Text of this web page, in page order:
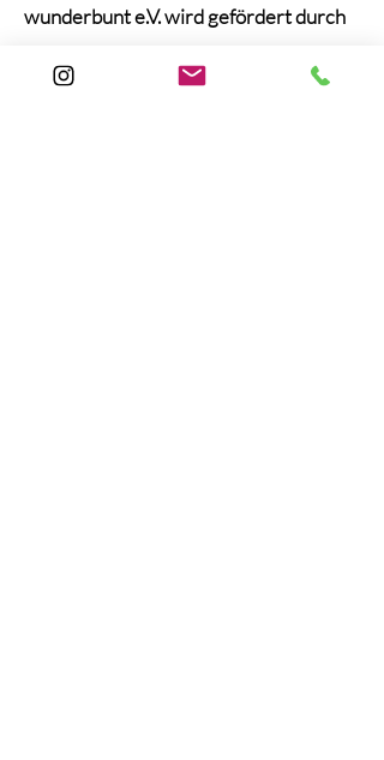
wunderbunt e.V. wird gefördert durch